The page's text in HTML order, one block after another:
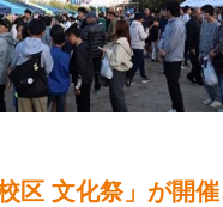
校区 文化祭」が開